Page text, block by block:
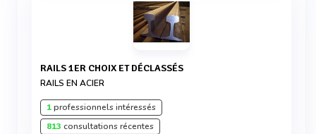
RAILS 1ER CHOIX ET DÉCLASSÉS
RAILS EN ACIER
1professionnels intéressés
813 consultations récentes